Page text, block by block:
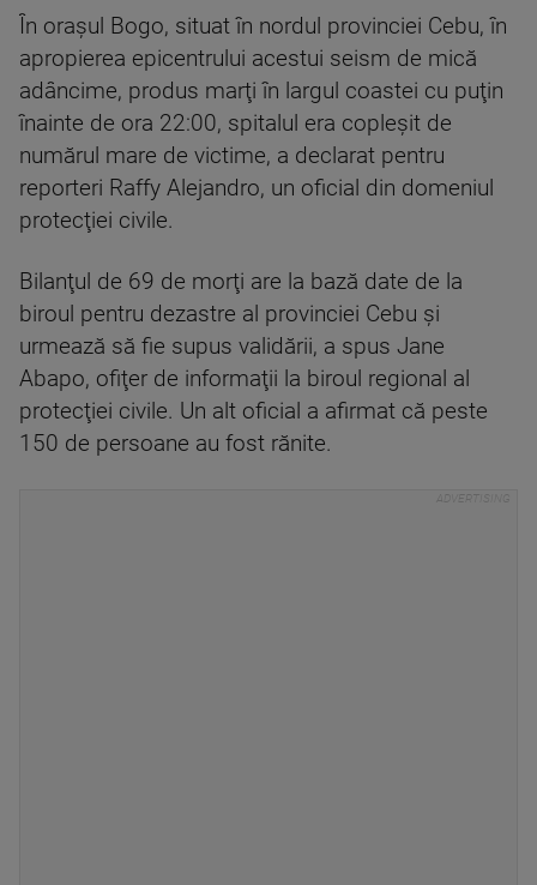
În oraşul Bogo, situat în nordul provinciei Cebu, în
apropierea epicentrului acestui seism de mică
adâncime, produs marţi în largul coastei cu puţin
înainte de ora 22:00, spitalul era copleşit de
numărul mare de victime, a declarat pentru
reporteri Raffy Alejandro, un oficial din domeniul
protecţiei civile.
Bilanţul de 69 de morţi are la bază date de la
biroul pentru dezastre al provinciei Cebu şi
urmează să fie supus validării, a spus Jane
Abapo, ofiţer de informaţii la biroul regional al
protecţiei civile. Un alt oficial a afirmat că peste
150 de persoane au fost rănite.